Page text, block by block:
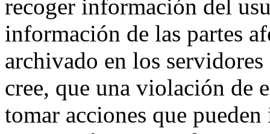
recoger información del
información de las partes
archivado en los
cree, que una violación de
tomar acciones que